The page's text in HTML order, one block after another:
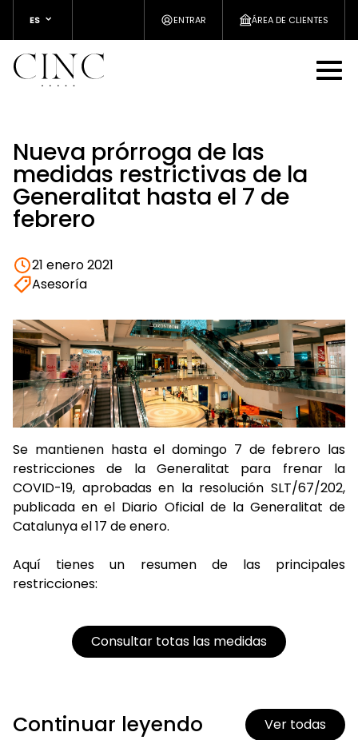
ES ENTRAR ÁREA DE CLIENTES
Nueva prórroga de las
medidas restrictivas de la
Generalitat hasta el 7 de
febrero
21 enero 2021
Asesoría
Se mantienen hasta el domingo 7 de febrero las
restricciones de la Generalitat para frenar la
COVID-19, aprobadas en la resolución SLT/67/202,
publicada en el Diario Oficial de la Generalitat de
Catalunya el 17 de enero.
Aquí tienes un resumen de las principales
restricciones:
Consultar totas las medidas
Continuar leyendo Ver todas